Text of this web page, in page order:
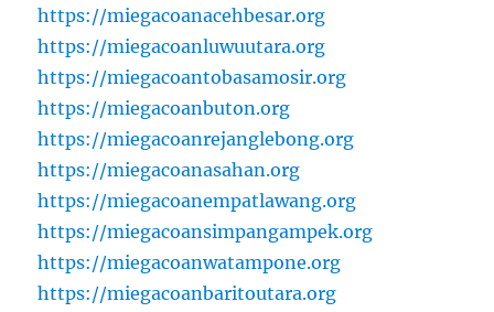
https://miegacoanacehbesar.org
https://miegacoanluwuutara.org
https://miegacoantobasamosir.org
https://miegacoanbuton.org
https://miegacoanrejanglebong.org
https://miegacoanasahan.org
https://miegacoanempatlawang.org
https://miegacoansimpangampek.org
https://miegacoanwatampone.org
https://miegacoanbaritoutara.org